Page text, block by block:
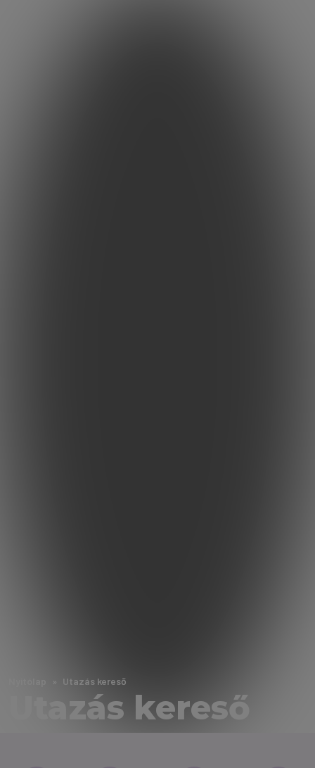
Utazás kereső
Utazás kereső